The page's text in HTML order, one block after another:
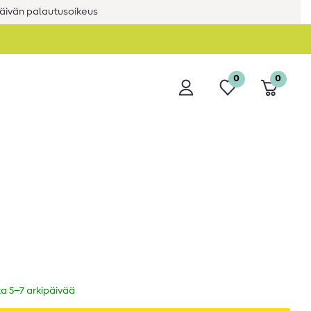
palautusoikeus
0 0
5–7 arkipäivää